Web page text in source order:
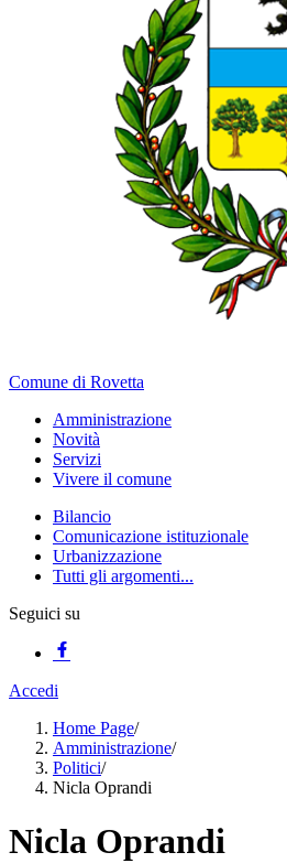
Comune di Rovetta
Amministrazione
Novità
Servizi
Vivere il comune
Bilancio
Comunicazione istituzionale
Urbanizzazione
Tutti gli argomenti...
Seguici su
Accedi
Home Page/
Amministrazione/
Politici/
Nicla Oprandi
Nicla Oprandi